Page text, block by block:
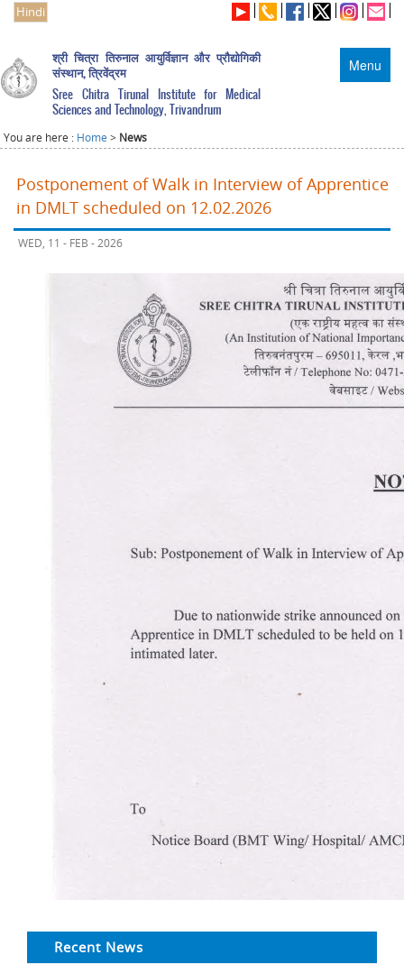
Hindi
Menu
श्री चित्रा तिरुनाल आयुर्विज्ञान और प्रौद्योगिकी
संस्थान, त्रिवेंद्रम
Sree Chitra Tirunal Institute for Medical
Sciences and Technology, Trivandrum
You are here : Home > News
Postponement of Walk in Interview of Apprentice
in DMLT scheduled on 12.02.2026
WED, 11 - FEB - 2026
Recent News